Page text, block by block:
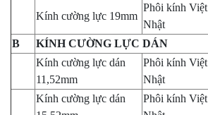
Kính cường lực 19mm
Phôi kính Việt
Nhật
B
KÍNH CƯỜNG LỰC DÁN
Kính cường lực dán
11,52mm
Phôi kính Việt
Nhật
Kính cường lực dán
Phôi kính Việt